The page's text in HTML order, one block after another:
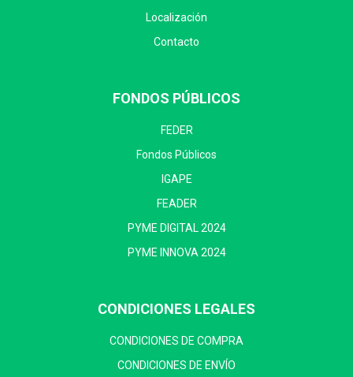
Localización
Contacto
FONDOS PÚBLICOS
FEDER
Fondos Públicos
IGAPE
FEADER
PYME DIGITAL 2024
PYME INNOVA 2024
CONDICIONES LEGALES
CONDICIONES DE COMPRA
CONDICIONES DE ENVÍO